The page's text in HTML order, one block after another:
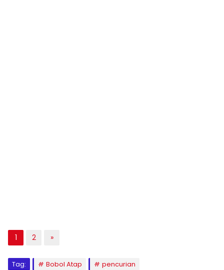
1 2 »
Tag: Bobol Atap
pencurian